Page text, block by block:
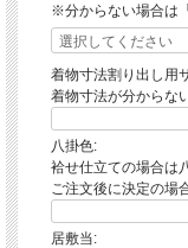
※分からない場合は
着物寸法割り出し用
着物寸法が分からな
八掛色:
袷せ仕立ての場合は
ご注文後に決定の場
居敷当: